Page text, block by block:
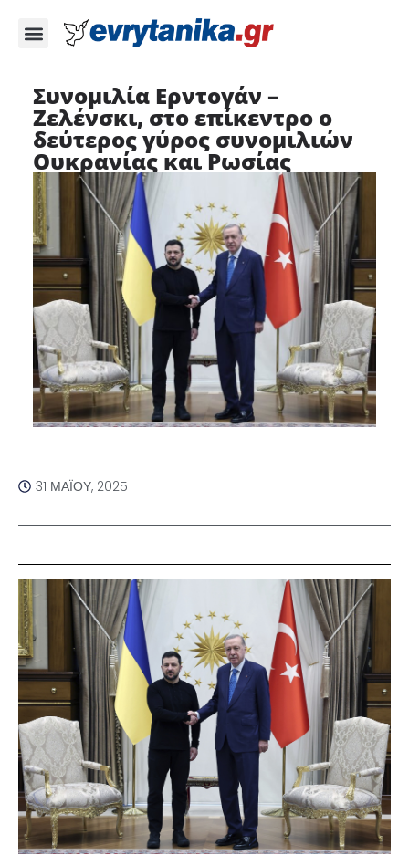
Συνομιλία Ερντογάν –
Ζελένσκι, στο επίκεντρο ο
δεύτερος γύρος συνομιλιών
Ουκρανίας και Ρωσίας
31 ΜΑΪ́ΟΥ, 2025